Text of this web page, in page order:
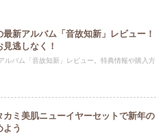
新アルバム「音故知新」レビュー！
逃しなく！
ルバム「音故知新」レビュー。特典情報や購入方
カミ美肌ニューイヤーセットで新年の
よう